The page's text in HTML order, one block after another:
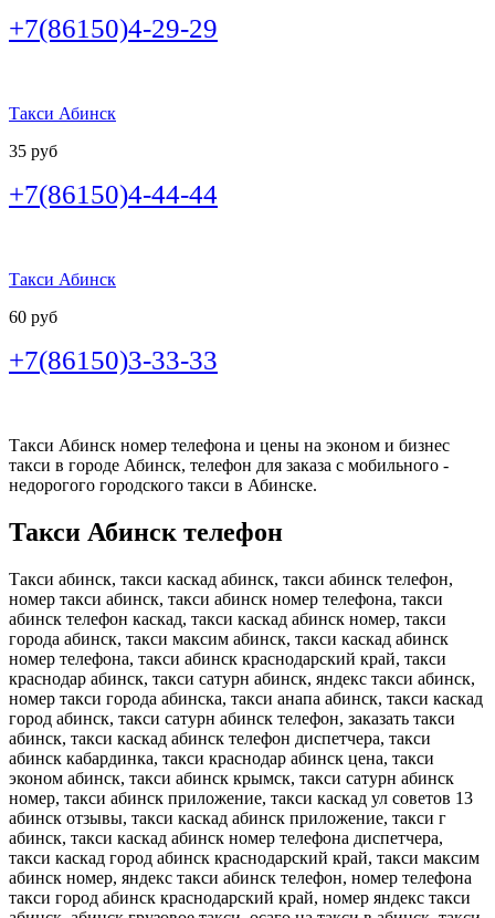
+7(86150)4-29-29
Такси Абинск
35 руб
+7(86150)4-44-44
Такси Абинск
60 руб
+7(86150)3-33-33
Такси Абинск номер телефона и цены на эконом и бизнес
такси в городе Абинск, телефон для заказа с мобильного -
недорогого городского такси в Абинске.
Такси Абинск телефон
Такси абинск, такси каскад абинск, такси абинск телефон,
номер такси абинск, такси абинск номер телефона, такси
абинск телефон каскад, такси каскад абинск номер, такси
города абинск, такси максим абинск, такси каскад абинск
номер телефона, такси абинск краснодарский край, такси
краснодар абинск, такси сатурн абинск, яндекс такси абинск,
номер такси города абинска, такси анапа абинск, такси каскад
город абинск, такси сатурн абинск телефон, заказать такси
абинск, такси каскад абинск телефон диспетчера, такси
абинск кабардинка, такси краснодар абинск цена, такси
эконом абинск, такси абинск крымск, такси сатурн абинск
номер, такси абинск приложение, такси каскад ул советов 13
абинск отзывы, такси каскад абинск приложение, такси г
абинск, такси каскад абинск номер телефона диспетчера,
такси каскад город абинск краснодарский край, такси максим
абинск номер, яндекс такси абинск телефон, номер телефона
такси город абинск краснодарский край, номер яндекс такси